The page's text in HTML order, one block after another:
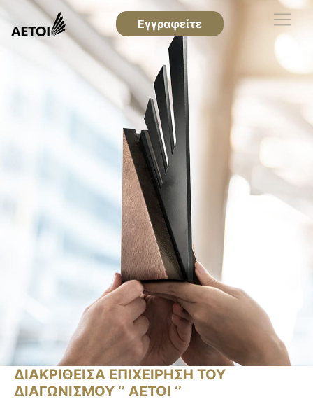
Εγγραφείτε
ΔΙΑΚΡΙΘΕΙΣΑ ΕΠΙΧΕΙΡΗΣΗ ΤΟΥ
ΔΙΑΓΩΝΙΣΜΟΥ ‘’ ΑΕΤΟΙ ‘’